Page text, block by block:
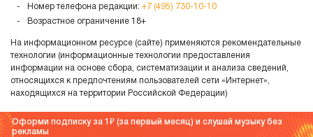
Номер телефона редакции: +7 (495) 730-10-10
Возрастное ограничение 18+
На информационном ресурсе (сайте) применяются рекомендательные
технологии (информационные технологии предоставления
информации на основе сбора, систематизации и анализа сведений,
относящихся к предпочтениям пользователей сети «Интернет»,
находящихся на территории Российской Федерации)
Оформи подписку за 1
(за первый месяц) и слушай музыку без
рекламы